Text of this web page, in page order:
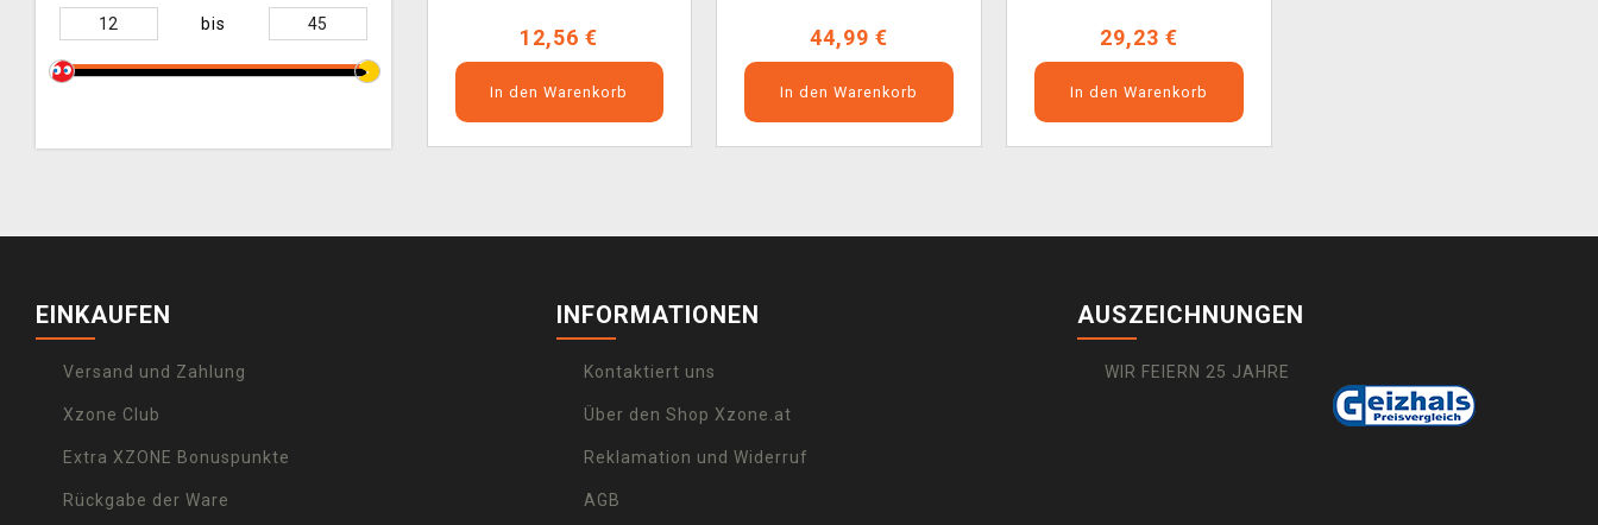
bis
12,56 €
In den Warenkorb
44,99 €
In den Warenkorb
29,23 €
In den Warenkorb
EINKAUFEN
Versand und Zahlung
Xzone Club
Extra XZONE Bonuspunkte
Rückgabe der Ware
INFORMATIONEN
Kontaktiert uns
Über den Shop Xzone.at
Reklamation und Widerruf
AGB
AUSZEICHNUNGEN
WIR FEIERN 25 JAHRE